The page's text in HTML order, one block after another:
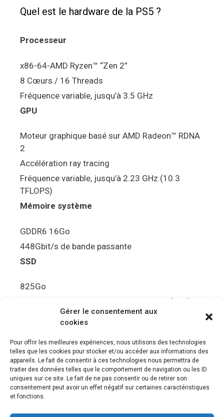
Gérer le consentement aux
cookies
Pour offrir les meilleures expériences, nous utilisons des technologies
telles que les cookies pour stocker et/ou accéder aux informations des
appareils. Le fait de consentir à ces technologies nous permettra de
traiter des données telles que le comportement de navigation ou les ID
uniques sur ce site. Le fait de ne pas consentir ou de retirer son
consentement peut avoir un effet négatif sur certaines caractéristiques
et fonctions.
Quel est le hardware de la PS5 ?
Processeur
x86-64-AMD Ryzen™ “Zen 2”
8 Cœurs / 16 Threads
Fréquence variable, jusqu’à 3.5 GHz
GPU
Moteur graphique basé sur AMD Radeon™ RDNA
2
Accélération ray tracing
Fréquence variable, jusqu’à 2.23 GHz (10.3
TFLOPS)
Mémoire système
GDDR6 16Go
448Gbit/s de bande passante
SSD
825Go
5.5Gbit/s de bande passante en lecture (Brut)
Disque de jeu PS5
Ultra HD Blu-ray™, jusqu’à 100Go/disque
Sortie vidéo
Compatibilité avec les téléviseurs 4K 120Hz et
8K, VRR (spécification HDMI v. 2.1)